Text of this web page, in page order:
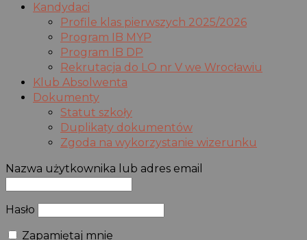
Kandydaci
Profile klas pierwszych 2025/2026
Program IB MYP
Program IB DP
Rekrutacja do LO nr V we Wrocławiu
Klub Absolwenta
Dokumenty
Statut szkoły
Duplikaty dokumentów
Zgoda na wykorzystanie wizerunku
Nazwa użytkownika lub adres email
Hasło
Zapamiętaj mnie